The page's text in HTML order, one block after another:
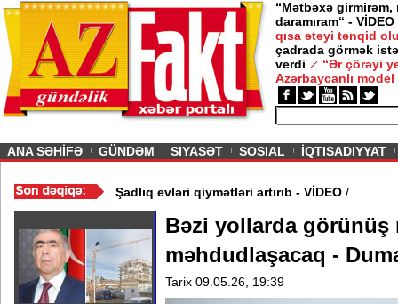
“Mətbəxə girmirəm,
daramıram“ - VİDEO
qısa ətəyi tənqid
çadrada görmək
verdi
“Ər çörəyi
Azərbaycanlı model
ANA SƏHİFƏ GÜNDƏM SIYASƏT SOSIAL İQTISADIYYAT
/Toylar başlayır - Şadlıq evləri qiymətləri artırıb - VİDEO
Bəzi yollarda görünüş
məhdudlaşacaq -
Tarix 09.05.26, 19:39